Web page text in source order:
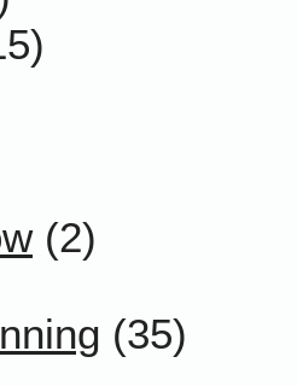
(2)
(35)